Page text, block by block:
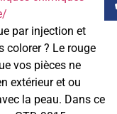
par injection et
colorer ? Le rouge
vos pièces ne
extérieur et ou
la peau. Dans ce